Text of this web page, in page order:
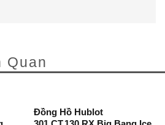
Quan
Đồng Hồ Hublot